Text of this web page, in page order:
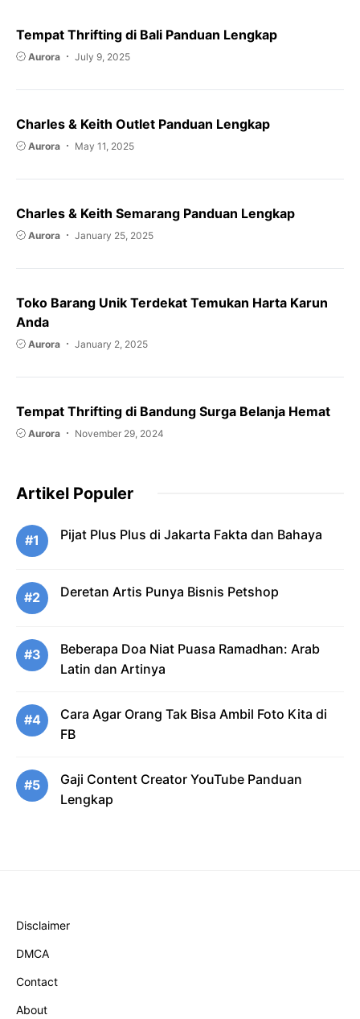
Tempat Thrifting di Bali Panduan Lengkap
Aurora July 9, 2025
Charles & Keith Outlet Panduan Lengkap
Aurora May 11, 2025
Charles & Keith Semarang Panduan Lengkap
Aurora January 25, 2025
Toko Barang Unik Terdekat Temukan Harta Karun
Anda
Aurora January 2, 2025
Tempat Thrifting di Bandung Surga Belanja Hemat
Aurora November 29, 2024
Artikel Populer
#1 Pijat Plus Plus di Jakarta Fakta dan Bahaya
#2 Deretan Artis Punya Bisnis Petshop
#3
Beberapa Doa Niat Puasa Ramadhan: Arab
Latin dan Artinya
#4
Cara Agar Orang Tak Bisa Ambil Foto Kita di
FB
#5
Gaji Content Creator YouTube Panduan
Lengkap
Disclaimer
DMCA
Contact
About